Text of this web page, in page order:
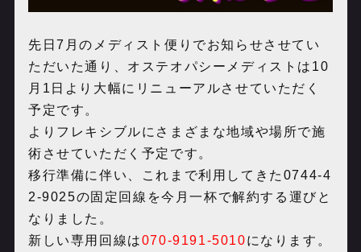
先日7月のメディスト便り でお知らせさせてい
ただいた通り、オステオパシーメディストは10
月1日より大幅にリニューアルさせていただく
予定です。
よりフレキシブルにさまざまな地域や場所で施
術させていただく予定です。
移行準備に伴い、これまで利用してきた0744-4
2-9025の固定回線を今月一杯で解約する運びと
なりました。
新しい専用回線は070-9191-5010になります。